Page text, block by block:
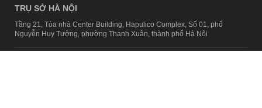
TRỤ SỞ HÀ NỘI
Tầng 21, Tòa nhà Center Building, Hapulico Complex, Số 01, phố
Nguyễn Huy Tưởng, phường Thanh Xuân, thành phố Hà Nội